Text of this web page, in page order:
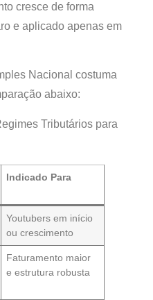
cresce de forma
e aplicado apenas em
Nacional costuma
abaixo:
Tributários para
Indicado Para
Youtubers em início
ou crescimento
Faturamento maior
e estrutura robusta